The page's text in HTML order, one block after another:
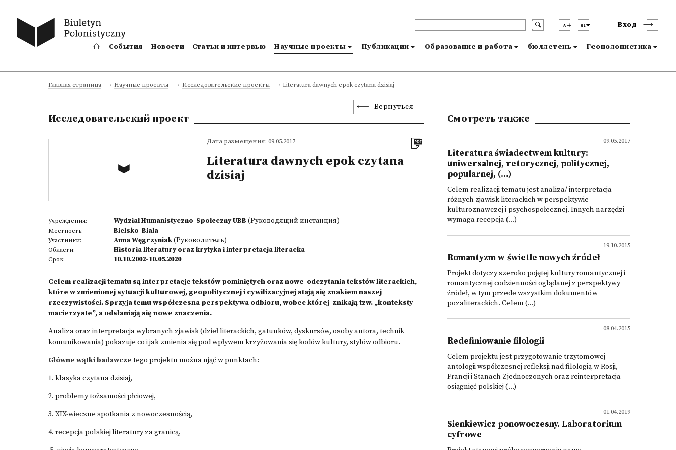
A RU Вход
События Новости Статьи и интервью Научные проекты Публикации Образование и работа бюллетень Геополонистика
Главная страница Научные проекты Исследовательские проекты Literatura dawnych epok czytana dzisiaj
Вернуться
Исследовательский проект
Дата размещения: 09.05.2017
Literatura dawnych epok czytana
dzisiaj
Учреждения: Wydział Humanistyczno-Społeczny UBB (Руководящий инстанция)
Местность: Bielsko-Biala
Участники: Anna Węgrzyniak(Руководитель)
Области: Historia literatury oraz krytyka i interpretacja literacka
Срок: 10.10.2002-10.05.2020
Celem realizacji tematu są interpretacje tekstów pominiętych oraz nowe odczytania tekstów literackich,
które w zmienionej sytuacji kulturowej, geopolitycznej i cywilizacyjnej stają się znakiem naszej
rzeczywistości. Sprzyja temu współczesna perspektywa odbioru, wobec której znikają tzw. „konteksty
macierzyste”, a odsłaniają się nowe znaczenia.
Analiza oraz interpretacja wybranych zjawisk (dzieł literackich, gatunków, dyskursów, osoby autora, technik
komunikowania) pokazuje co i jak zmienia się pod wpływem krzyżowania się kodów kultury, stylów odbioru.
Główne wątki badawcze tego projektu można ująć w punktach:
1. klasyka czytana dzisiaj,
2. problemy tożsamości płciowej,
3. XIX-wieczne spotkania z nowoczesnością,
4. recepcja polskiej literatury za granicą,
Смотреть также
09.05.2017
Literatura świadectwem kultury:
uniwersalnej, retorycznej, politycznej,
popularnej, (...)
Celem realizacji tematu jest analiza/ interpretacja
różnych zjawisk literackich w perspektywie
kulturoznawczej i psychospołecznej. Innych narzędzi
wymaga recepcja (...)
19.10.2015
Romantyzm w świetle nowych źródeł
Projekt dotyczy szeroko pojętej kultury romantycznej i
romantycznej codzienności oglądanej z perspektywy
źródeł, w tym przede wszystkim dokumentów
pozaliterackich. Celem (...)
08.04.2015
Redefiniowanie filologii
Celem projektu jest przygotowanie trzytomowej
antologii współczesnej refleksji nad filologią w Rosji,
Francji i Stanach Zjednoczonych oraz reinterpretacja
osiągnięć polskiej (...)
01.04.2019
Sienkiewicz ponowoczesny. Laboratorium
cyfrowe